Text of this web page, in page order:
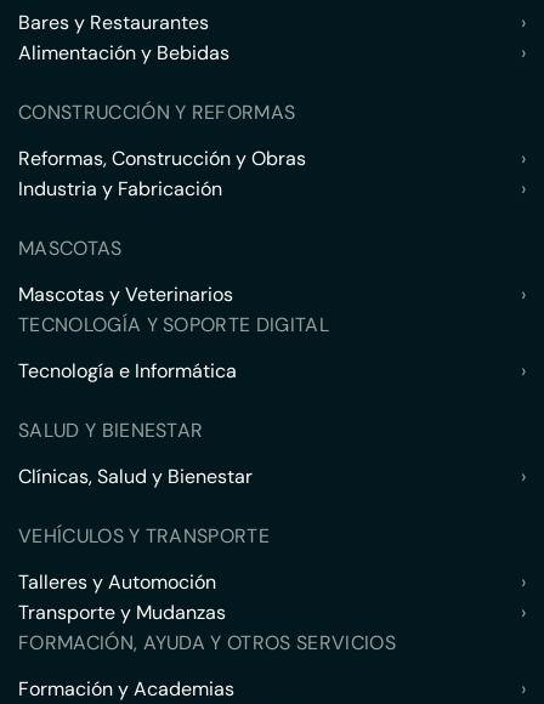
Bares y Restaurantes
›
Alimentación y Bebidas
›
CONSTRUCCIÓN Y REFORMAS
Reformas, Construcción y Obras
›
Industria y Fabricación
›
MASCOTAS
Mascotas y Veterinarios
›
TECNOLOGÍA Y SOPORTE DIGITAL
Tecnología e Informática
›
SALUD Y BIENESTAR
Clínicas, Salud y Bienestar
›
VEHÍCULOS Y TRANSPORTE
Talleres y Automoción
›
Transporte y Mudanzas
›
FORMACIÓN, AYUDA Y OTROS SERVICIOS
Formación y Academias
›